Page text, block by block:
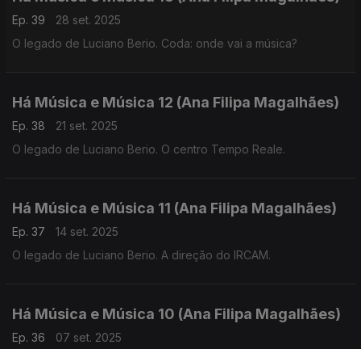
Ep. 39
28 set. 2025
O legado de Luciano Berio. Coda: onde vai a música?
Há Música e Música 12 (Ana Filipa Magalhães)
Ep. 38
21 set. 2025
O legado de Luciano Berio. O centro Tempo Reale.
Há Música e Música 11 (Ana Filipa Magalhães)
Ep. 37
14 set. 2025
O legado de Luciano Berio. A direção do IRCAM.
Há Música e Música 10 (Ana Filipa Magalhães)
Ep. 36 07 set. 2025